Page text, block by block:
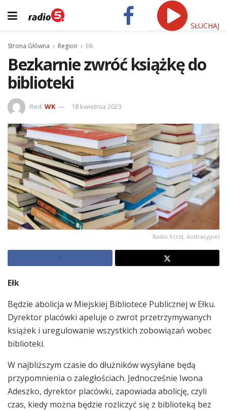
SŁUCHAJ
Strona Główna Region Ełk
Bezkarnie zwróć książkę do
biblioteki
Red. WK 18 kwietnia 2023
Radio 5 (zdj. ilustracyjne)
Ełk
Będzie abolicja w Miejskiej Bibliotece Publicznej w Ełku.
Dyrektor placówki apeluje o zwrot przetrzymywanych
książek i uregulowanie wszystkich zobowiązań wobec
biblioteki.
W najbliższym czasie do dłużników wysyłane będą
przypomnienia o zaległościach. Jednocześnie Iwona
Adeszko, dyrektor placówki, zapowiada abolicję, czyli
czas, kiedy można będzie rozliczyć się z biblioteką bez